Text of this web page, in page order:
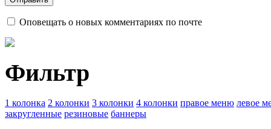
Оповещать о новых комментариях по почте
Фильтр
1 колонка 2 колонки 3 колонки 4 колонки правое меню левое
закругленные резиновые баннеры